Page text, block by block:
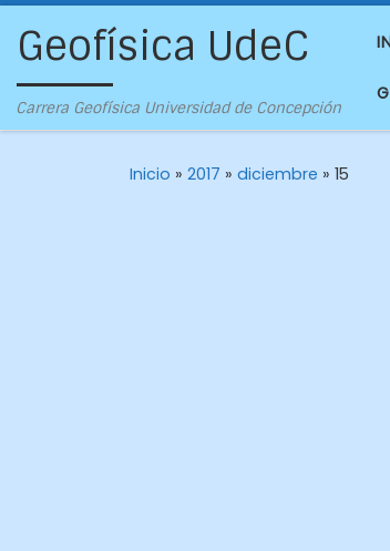
Geofísica UdeC
Carrera Geofísica Universidad de Concepción
Inicio » 2017 » diciembre » 15